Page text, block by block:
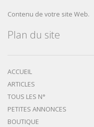
Contenu de votre site Web.
Plan du site
ACCUEIL
ARTICLES
TOUS LES N°
PETITES ANNONCES
BOUTIQUE